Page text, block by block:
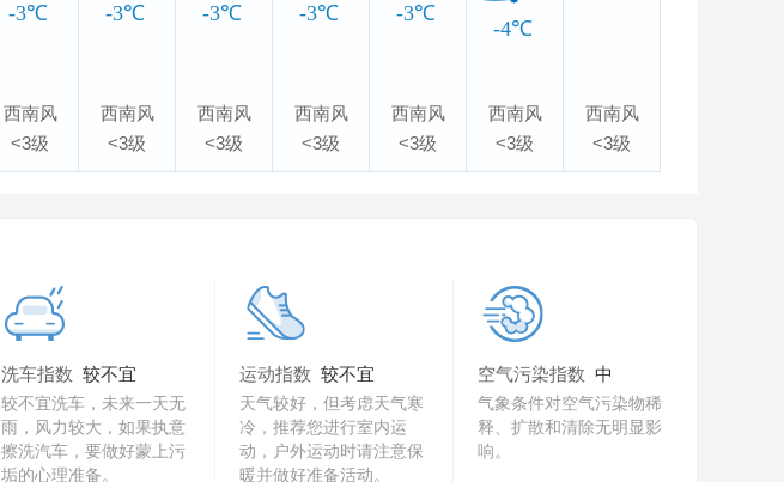
西南风
<3级
西南风
<3级
西南风
<3级
西南风
<3级
西南风
<3级
西南风
<3级
西南风
<3级
-3℃ -3℃ -3℃ -3℃ -3℃
-4℃
洗车指数 较不宜
较不宜洗车，未来一天无
雨，风力较大，如果执意
擦洗汽车，要做好蒙上污
垢的心理准备。
运动指数 较不宜
天气较好，但考虑天气寒
冷，推荐您进行室内运
动，户外运动时请注意保
暖并做好准备活动。
空气污染指数 中
气象条件对空气污染物稀
释、扩散和清除无明显影
响。